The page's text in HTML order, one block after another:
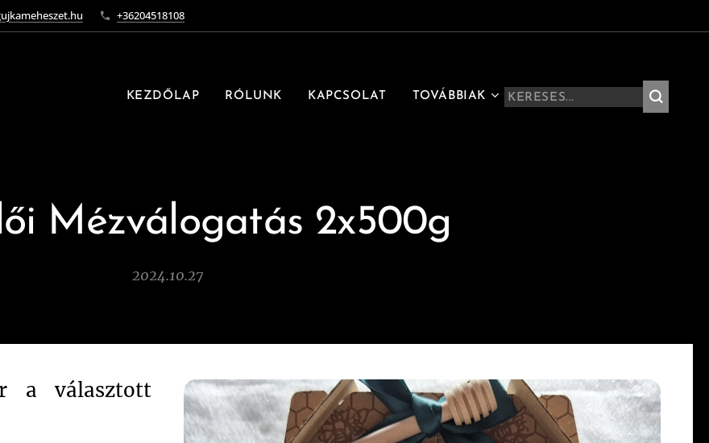
+36204518108
KEZDŐLAP RÓLUNK KAPCSOLAT TOVÁBBIAK
Mézválogatás 2x500g
2024.10.27
a választott